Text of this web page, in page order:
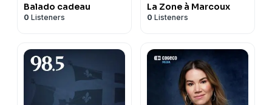
Balado cadeau
0 Listeners
La Zone à Marcoux
0 Listeners